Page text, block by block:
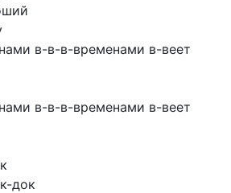
нами в-в-в-временами в-веет
нами в-в-в-временами в-веет
док